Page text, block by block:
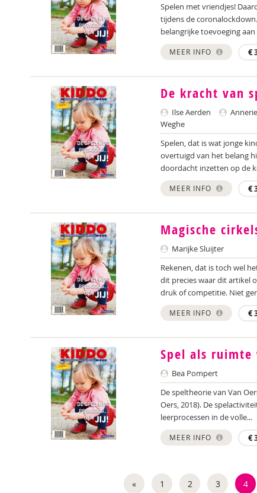
Spelen met vriendjes!
tijdens de
belangrijke toevoeging
MEER INFO €
De kracht van
Ilse Aerden
Weghe
Spelen, dat is wat jonge
overtuigd van het belang
doordacht inzetten op de
MEER INFO €
Magische
Marijke Sluijter
Rekenen, dat is toch wel
dit precies waar dit artikel
druk of competitie. Niet
MEER INFO €
Spel als
Bea Pompert
De speltheorie van Van
Oers, 2018). De
leerprocessen in de volle...
MEER INFO €
« 1 2 3 4